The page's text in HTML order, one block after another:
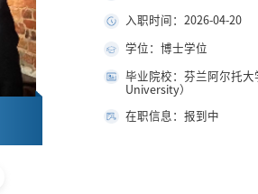
入职时间：2026-04-20
学位：博士学位
毕业院校：芬兰阿尔托大
University）
在职信息：报到中